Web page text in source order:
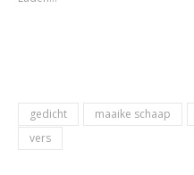
gedicht maaike schaap
vers